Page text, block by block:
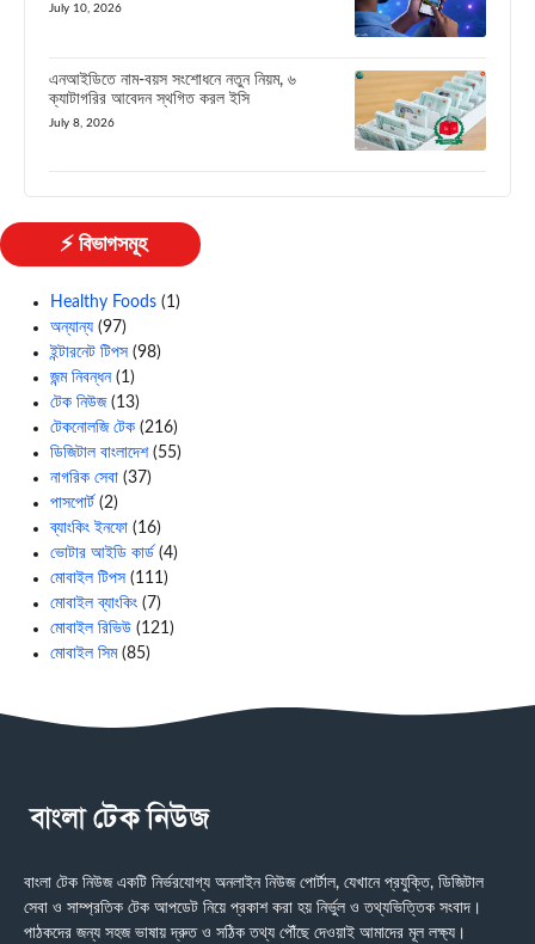
July 10, 2026
এনআইডিতে নাম-বয়স সংশোধনে নতুন নিয়ম, ৬
ক্যাটাগরির আবেদন স্থগিত করল ইসি
July 8, 2026
⚡ বিভাগসমূহ
Healthy Foods (1)
অন্যান্য (97)
ইন্টারনেট টিপস (98)
জন্ম নিবন্ধন(1)
টেক নিউজ(13)
টেকনোলজি টেক (216)
ডিজিটাল বাংলাদেশ(55)
নাগরিক সেবা (37)
পাসপোর্ট (2)
ব্যাংকিং ইনফো (16)
ভোটার আইডি কার্ড (4)
মোবাইল টিপস (111)
মোবাইল ব্যাংকিং (7)
মোবাইল রিভিউ (121)
মোবাইল সিম(85)
বাংলা টেক নিউজ একটি নির্ভরযোগ্য অনলাইন নিউজ পোর্টাল, যেখানে প্রযুক্তি, ডিজিটাল
সেবা ও সাম্প্রতিক টেক আপডেট নিয়ে প্রকাশ করা হয় নির্ভুল ও তথ্যভিত্তিক সংবাদ।
পাঠকদের জন্য সহজ ভাষায় দ্রুত ও সঠিক তথ্য পৌঁছে দেওয়াই আমাদের মূল লক্ষ্য।